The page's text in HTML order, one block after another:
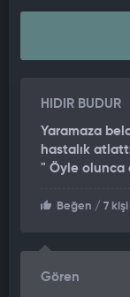
HIDIR BUDUR
Yaramaza
hastalık
" Öyle olunca
Beğen / 7
Gören